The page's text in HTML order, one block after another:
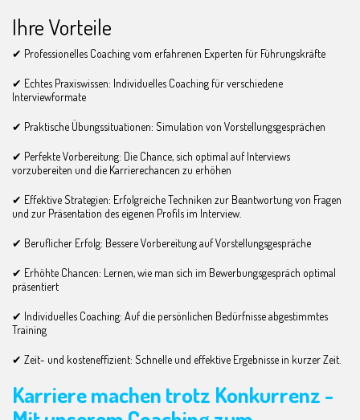
Ihre Vorteile
✔ Professionelles Coaching vom erfahrenen Experten für Führungskräfte
✔ Echtes Praxiswissen: Individuelles Coaching für verschiedene
Interviewformate
✔ Praktische Übungssituationen: Simulation von Vorstellungsgesprächen
✔ Perfekte Vorbereitung: Die Chance, sich optimal auf Interviews
vorzubereiten und die Karrierechancen zu erhöhen
✔ Effektive Strategien: Erfolgreiche Techniken zur Beantwortung von Fragen
und zur Präsentation des eigenen Profils im Interview.
✔ Beruflicher Erfolg: Bessere Vorbereitung auf Vorstellungsgespräche
✔ Erhöhte Chancen: Lernen, wie man sich im Bewerbungsgespräch optimal
präsentiert
✔ Individuelles Coaching: Auf die persönlichen Bedürfnisse abgestimmtes
Training
✔ Zeit- und kosteneffizient: Schnelle und effektive Ergebnisse in kurzer Zeit.
Karriere machen trotz Konkurrenz -